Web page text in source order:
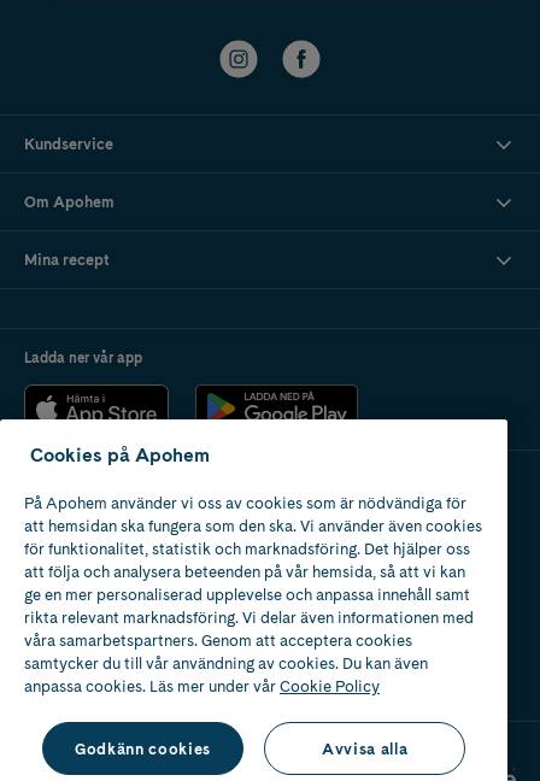
Kundservice
Om Apohem
Mina recept
Ladda ner vår app
Apotek med tillstånd
av Läkemedelsverket
Cookies på Apohem
På Apohem använder vi oss av cookies som är nödvändiga för
att hemsidan ska fungera som den ska. Vi använder även cookies
för funktionalitet, statistik och marknadsföring. Det hjälper oss
att följa och analysera beteenden på vår hemsida, så att vi kan
ge en mer personaliserad upplevelse och anpassa innehåll samt
rikta relevant marknadsföring. Vi delar även informationen med
våra samarbetspartners. Genom att acceptera cookies
samtycker du till vår användning av cookies. Du kan även
anpassa cookies. Läs mer under vårCookie Policy
Godkänn cookies Avvisa alla